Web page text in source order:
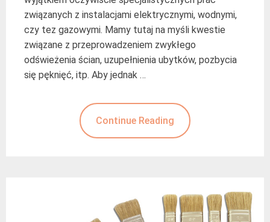
związanych z instalacjami elektrycznymi, wodnymi,
czy tez gazowymi. Mamy tutaj na myśli kwestie
związane z przeprowadzeniem zwykłego
odświeżenia ścian, uzupełnienia ubytków, pozbycia
się pęknięć, itp. Aby jednak …
Continue Reading